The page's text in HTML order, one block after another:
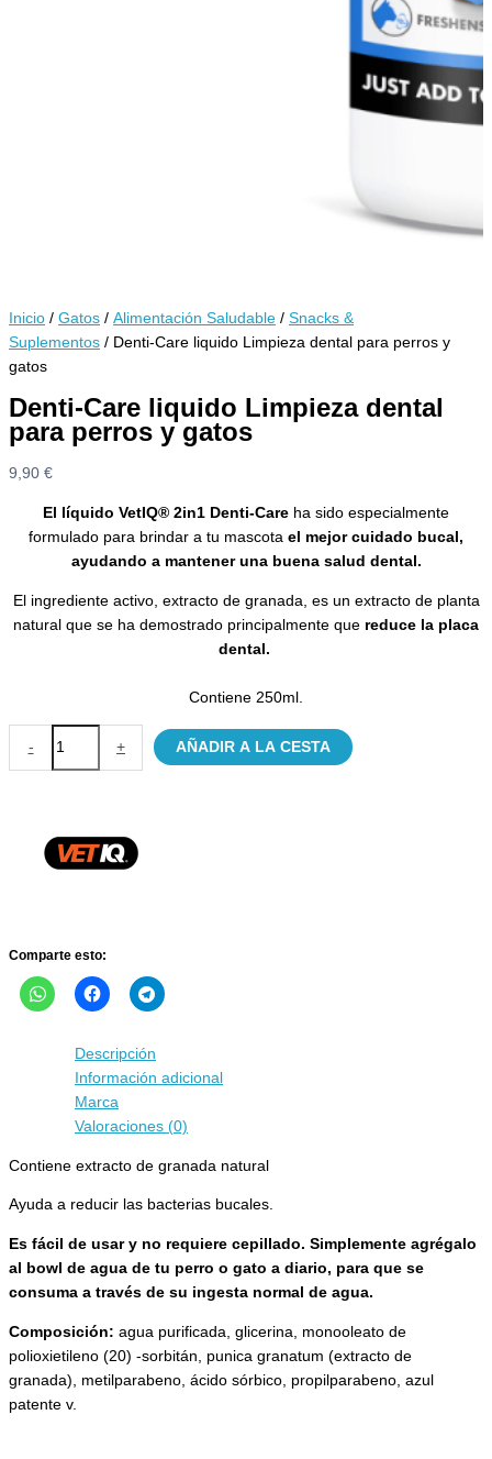
Inicio / Gatos / Alimentación Saludable / Snacks &
Suplementos / Denti-Care liquido Limpieza dental para perros y
gatos
Denti-Care liquido Limpieza dental
para perros y gatos
9,90 €
El líquido VetIQ® 2in1 Denti-Care ha sido especialmente
formulado para brindar a tu mascota el mejor cuidado bucal,
ayudando a mantener una buena salud dental.
El ingrediente activo, extracto de granada, es un extracto de planta
natural que se ha demostrado principalmente que reduce la placa
dental.
Contiene 250ml.
-
Care
cantidad
+ AÑADIR A LA CESTA
Comparte esto:
Descripción
Información adicional
Marca
Valoraciones (0)
Contiene extracto de granada natural
Ayuda a reducir las bacterias bucales.
Es fácil de usar y no requiere cepillado. Simplemente agrégalo
al bowl de agua de tu perro o gato a diario, para que se
consuma a través de su ingesta normal de agua.
Composición: agua purificada, glicerina, monooleato de
polioxietileno (20) -sorbitán, punica granatum (extracto de
granada), metilparabeno, ácido sórbico, propilparabeno, azul
patente v.